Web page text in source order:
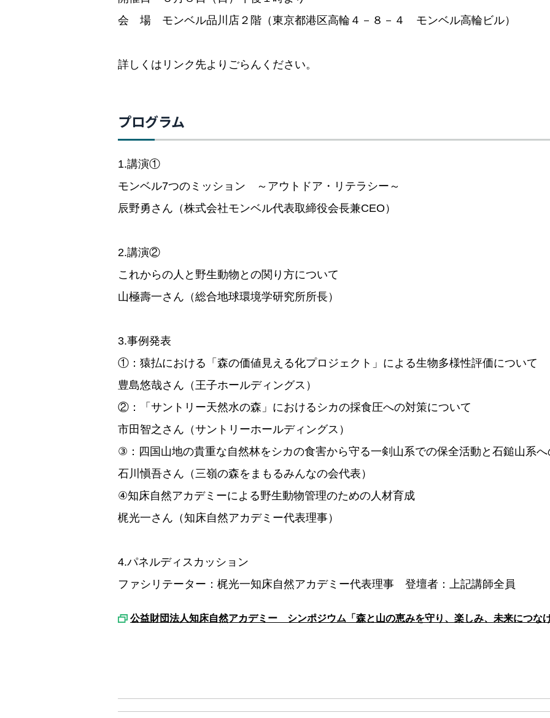
会 場 モンベル品川店２階（東京都港区高輪４－８－４ モンベル高輪ビル）
詳しくはリンク先よりごらんください。
プログラム
1.講演①
モンベル7つのミッション ～アウトドア・リテラシー～
辰野勇さん（株式会社モンベル代表取締役会長兼CEO）
2.講演②
これからの人と野生動物との関り方について
山極壽一さん（総合地球環境学研究所所長）
3.事例発表
①：猿払における「森の価値見える化プロジェクト」による生物多様性評価について
豊島悠哉さん（王子ホールディングス）
②：「サントリー天然水の森」におけるシカの採食圧への対策について
市田智之さん（サントリーホールディングス）
③：四国山地の貴重な自然林をシカの食害から守る一剣山系での保全活動と石鎚山系
石川愼吾さん（三嶺の森をまもるみんなの会代表）
④知床自然アカデミーによる野生動物管理のための人材育成
梶光一さん（知床自然アカデミー代表理事）
4.パネルディスカッション
ファシリテーター：梶光一知床自然アカデミー代表理事 登壇者：上記講師全員
公益財団法人知床自然アカデミー シンポジウム「森と山の恵みを守り、楽しみ、未来につな